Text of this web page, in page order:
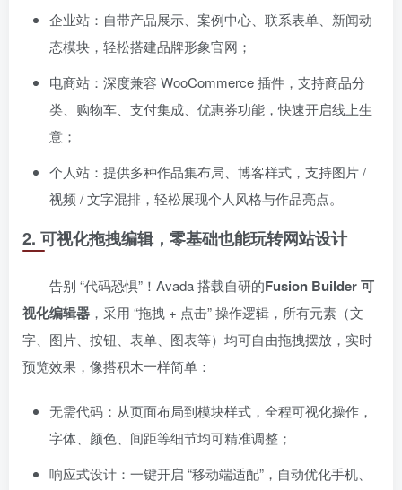
企业站：自带产品展示、案例中心、联系表单、新闻动
态模块，轻松搭建品牌形象官网；
电商站：深度兼容 WooCommerce 插件，支持商品分
类、购物车、支付集成、优惠券功能，快速开启线上生
意；
个人站：提供多种作品集布局、博客样式，支持图片 /
视频 / 文字混排，轻松展现个人风格与作品亮点。
2. 可视化拖拽编辑，零基础也能玩转网站设计
告别 “代码恐惧”！Avada 搭载自研的Fusion Builder 可
视化编辑器 ，采用 “拖拽 + 点击” 操作逻辑，所有元素（文
字、图片、按钮、表单、图表等）均可自由拖拽摆放，实时
预览效果，像搭积木一样简单：
无需代码：从页面布局到模块样式，全程可视化操作，
字体、颜色、间距等细节均可精准调整；
响应式设计：一键开启 “移动端适配”，自动优化手机、